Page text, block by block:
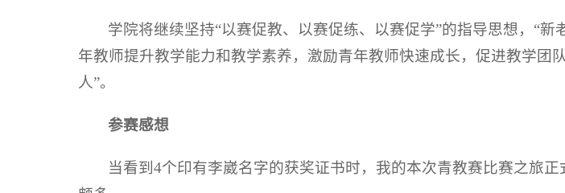
学院将继续坚持“以赛促教、以赛促练、以赛促学”的指导思想，“
年教师提升教学能力和教学素养，激励青年教师快速成长，促进教学团
人”。
参赛感想
当看到4个印有李崴名字的获奖证书时，我的本次青教赛比赛之旅